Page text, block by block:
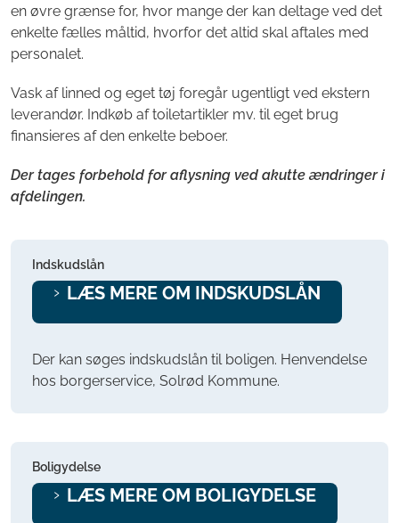
en øvre grænse for, hvor mange der kan deltage ved det
enkelte fælles måltid, hvorfor det altid skal aftales med
personalet.
Vask af linned og eget tøj foregår ugentligt ved ekstern
leverandør. Indkøb af toiletartikler mv. til eget brug
finansieres af den enkelte beboer.
Der tages forbehold for aflysning ved akutte ændringer i
afdelingen.
Indskudslån
LÆS MERE OM INDSKUDSLÅN
Der kan søges indskudslån til boligen. Henvendelse
hos borgerservice, Solrød Kommune.
Boligydelse
LÆS MERE OM BOLIGYDELSE